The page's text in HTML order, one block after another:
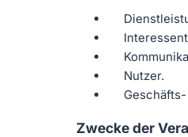
Nutzer.
Zwecke der